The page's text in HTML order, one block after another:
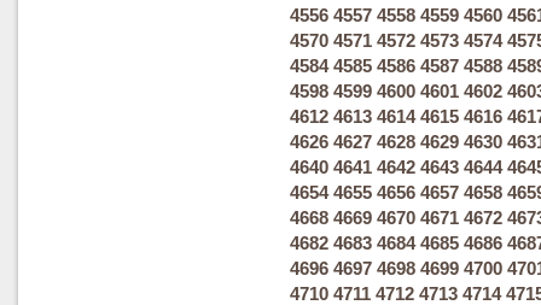
4556 4557 4558 4559 4560
4570 4571 4572 4573 4574
4584 4585 4586 4587 4588
4598 4599 4600 4601 4602
4612 4613 4614 4615 4616
4626 4627 4628 4629 4630
4640 4641 4642 4643 4644
4654 4655 4656 4657 4658
4668 4669 4670 4671 4672
4682 4683 4684 4685 4686
4696 4697 4698 4699 4700
4710 4711 4712 4713 4714